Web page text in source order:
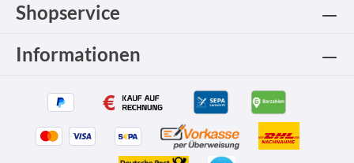
Shopservice
Informationen